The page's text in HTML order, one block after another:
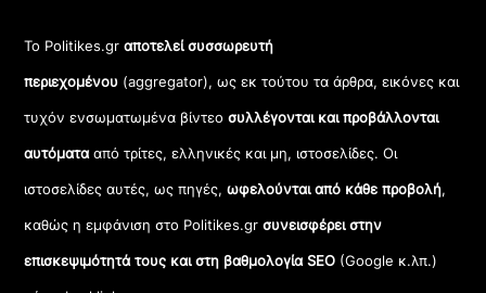
Το Politikes.grαποτελεί συσσωρευτή
περιεχομένου (aggregator), ως εκ τούτου τα άρθρα, εικόνες και
τυχόν ενσωματωμένα βίντεοσυλλέγονται και προβάλλονται
αυτόματααπό τρίτες, ελληνικές και μη, ιστοσελίδες. Οι
ιστοσελίδες αυτές, ως πηγές,ωφελούνται από κάθε προβολή,
καθώς η εμφάνιση στο Politikes.gr συνεισφέρει στην
επισκεψιμότητά τους και στη βαθμολογία SEO (Google κ.λπ.)